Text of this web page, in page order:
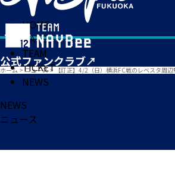
HOME
MATCH
TEAM
TICKET
NEWS
ホーム > ニュース> 【訂正】4/2（日）横浜FC戦のレベスタ周
NEWS
ニュース